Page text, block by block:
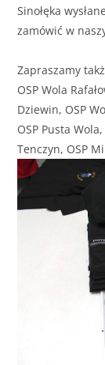
Sinołęka
zamówić w
Zapraszamy
OSP Wola
Dziewin, OSP
OSP Pusta Wola,
Tenczyn, OSP